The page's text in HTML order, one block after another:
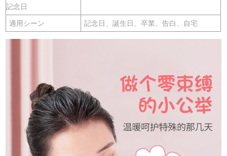
記念日
適用シーン 記念日、誕生日、卒業、告白、自宅